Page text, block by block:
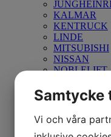
KALMAR
KENTRUCK
LINDE
MITSUBISHI
NISSAN
NOBLELIFT
ROCKLA
SPM
STILL
Samtycke
Vi och våra